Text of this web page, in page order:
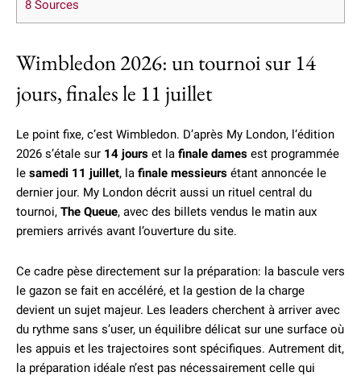
8 Sources
Wimbledon 2026: un tournoi sur 14
jours, finales le 11 juillet
Le point fixe, c’est Wimbledon. D’après My London, l’édition
2026 s’étale sur 14 jours et la finale dames est programmée
le samedi 11 juillet, la finale messieurs étant annoncée le
dernier jour. My London décrit aussi un rituel central du
tournoi, The Queue, avec des billets vendus le matin aux
premiers arrivés avant l’ouverture du site.
Ce cadre pèse directement sur la préparation: la bascule vers
le gazon se fait en accéléré, et la gestion de la charge
devient un sujet majeur. Les leaders cherchent à arriver avec
du rythme sans s’user, un équilibre délicat sur une surface où
les appuis et les trajectoires sont spécifiques. Autrement dit,
la préparation idéale n’est pas nécessairement celle qui